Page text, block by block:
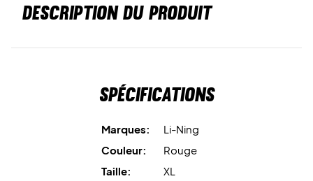
DESCRIPTION DU PRODUIT
Spécifications
Marques:
Li-Ning
Couleur:
Rouge
Taille:
XL